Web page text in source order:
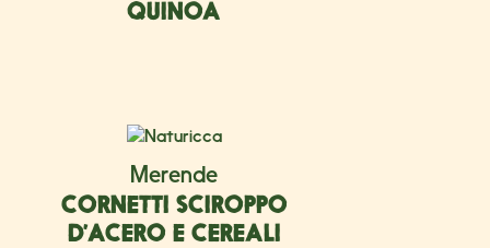
QUINOA
Merende
CORNETTI SCIROPPO
D’ACERO E CEREALI